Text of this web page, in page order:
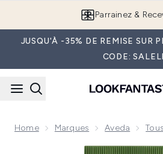
Parrainez &
JUSQU'À -35% DE REMISE SUR
CODE:
Home Marques Aveda
Now showing image 1 Aveda Be